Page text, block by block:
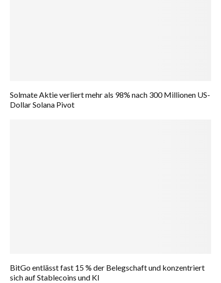
Solmate Aktie verliert mehr als 98% nach 300 Millionen US-
Dollar Solana Pivot
BitGo entlässt fast 15 % der Belegschaft und konzentriert
sich auf Stablecoins und KI